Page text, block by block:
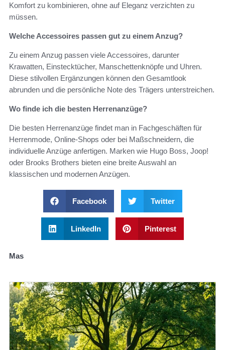
Komfort zu kombinieren, ohne auf Eleganz verzichten zu
müssen.
Welche Accessoires passen gut zu einem Anzug?
Zu einem Anzug passen viele Accessoires, darunter
Krawatten, Einstecktücher, Manschettenknöpfe und Uhren.
Diese stilvollen Ergänzungen können den Gesamtlook
abrunden und die persönliche Note des Trägers unterstreichen.
Wo finde ich die besten Herrenanzüge?
Die besten Herrenanzüge findet man in Fachgeschäften für
Herrenmode, Online-Shops oder bei Maßschneidern, die
individuelle Anzüge anfertigen. Marken wie Hugo Boss, Joop!
oder Brooks Brothers bieten eine breite Auswahl an
klassischen und modernen Anzügen.
Facebook Twitter
LinkedIn Pinterest
Mas